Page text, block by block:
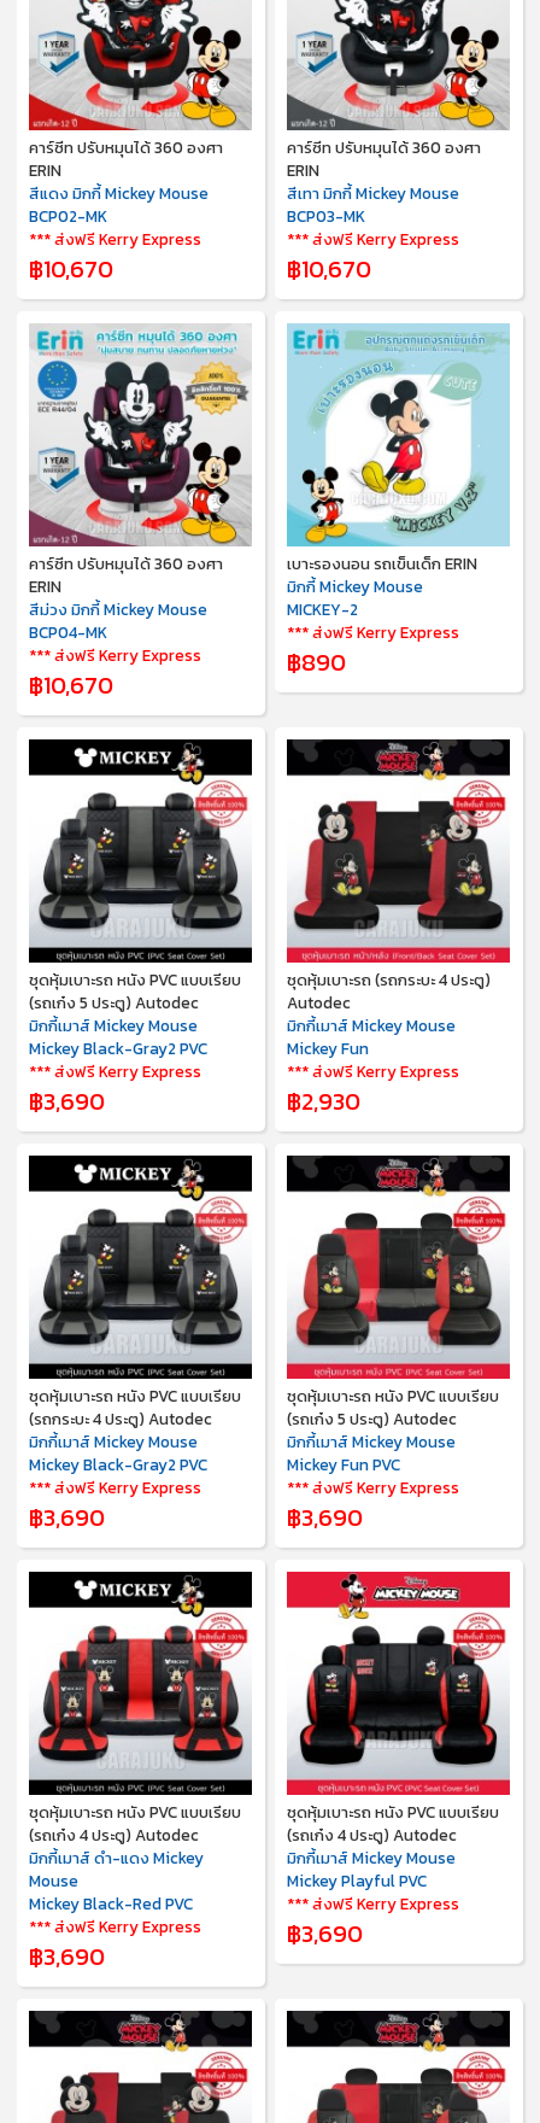
คาร์ซีท ปรับหมุนได้ 360 องศา
ERIN
สีแดง มิกกี้ Mickey Mouse
BCP02-MK
*** ส่งฟรี Kerry Express
฿10,670
คาร์ซีท ปรับหมุนได้ 360 องศา
ERIN
สีเทา มิกกี้ Mickey Mouse
BCP03-MK
*** ส่งฟรี Kerry Express
฿10,670
คาร์ซีท ปรับหมุนได้ 360 องศา
ERIN
สีม่วง มิกกี้ Mickey Mouse
BCP04-MK
*** ส่งฟรี Kerry Express
฿10,670
เบาะรองนอน รถเข็นเด็ก ERIN
มิกกี้ Mickey Mouse
MICKEY-2
*** ส่งฟรี Kerry Express
฿890
ชุดหุ้มเบาะรถ หนัง PVC แบบเรียบ
(รถเก๋ง 5 ประตู) Autodec
มิกกี้เมาส์ Mickey Mouse
Mickey Black-Gray2 PVC
*** ส่งฟรี Kerry Express
฿3,690
ชุดหุ้มเบาะรถ (รถกระบะ 4 ประตู)
Autodec
มิกกี้เมาส์ Mickey Mouse
Mickey Fun
*** ส่งฟรี Kerry Express
฿2,930
ชุดหุ้มเบาะรถ หนัง PVC แบบเรียบ
(รถกระบะ 4 ประตู) Autodec
มิกกี้เมาส์ Mickey Mouse
Mickey Black-Gray2 PVC
*** ส่งฟรี Kerry Express
฿3,690
ชุดหุ้มเบาะรถ หนัง PVC แบบเรียบ
(รถเก๋ง 5 ประตู) Autodec
มิกกี้เมาส์ Mickey Mouse
Mickey Fun PVC
*** ส่งฟรี Kerry Express
฿3,690
ชุดหุ้มเบาะรถ หนัง PVC แบบเรียบ
(รถเก๋ง 4 ประตู) Autodec
มิกกี้เมาส์ ดำ-แดง Mickey
Mouse
Mickey Black-Red PVC
*** ส่งฟรี Kerry Express
฿3,690
ชุดหุ้มเบาะรถ หนัง PVC แบบเรียบ
(รถเก๋ง 4 ประตู) Autodec
มิกกี้เมาส์ Mickey Mouse
Mickey Playful PVC
*** ส่งฟรี Kerry Express
฿3,690